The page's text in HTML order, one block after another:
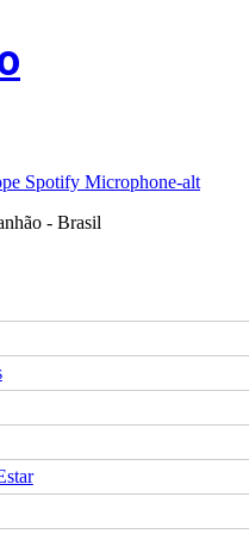
Spotify Microphone-alt
- Brasil